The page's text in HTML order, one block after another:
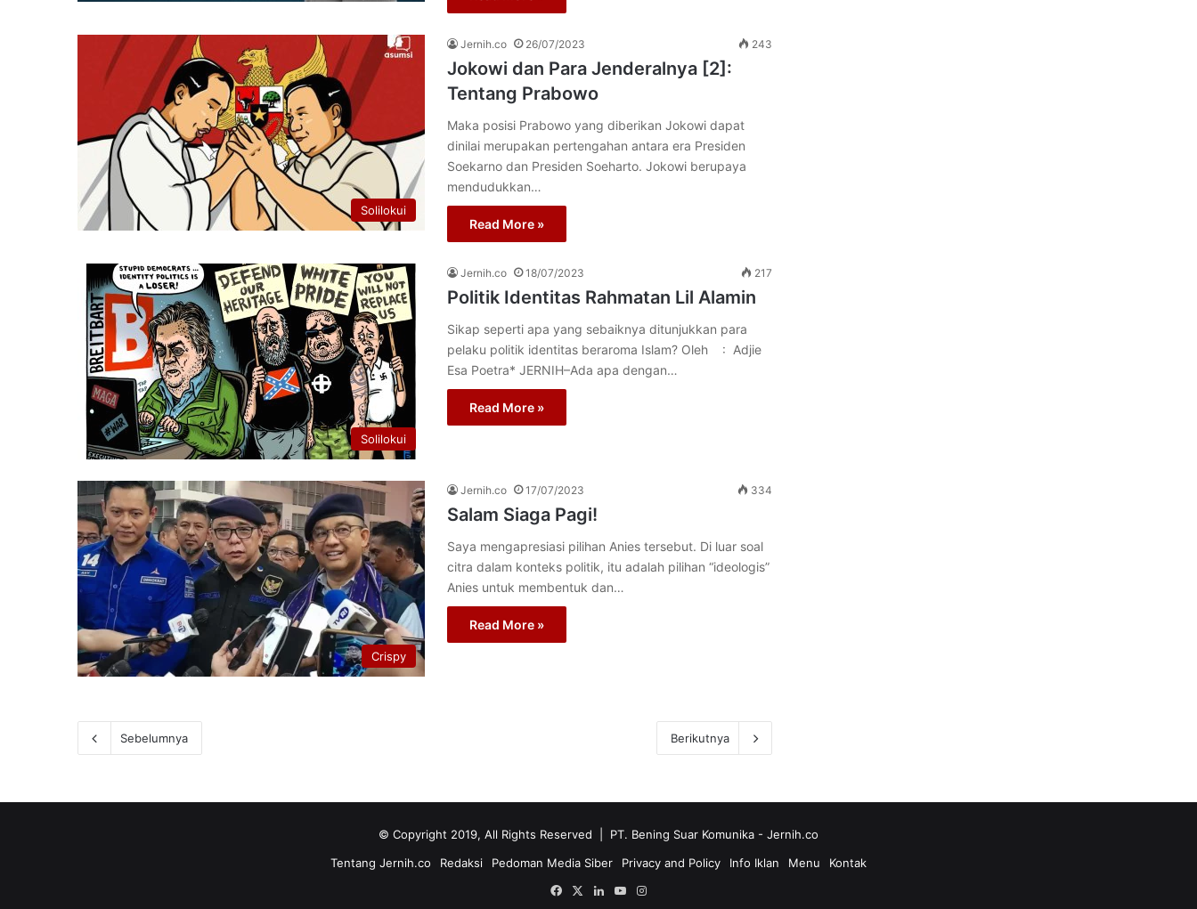
Solilokui
Jernih.co 26/07/2023 243
Jokowi dan Para Jenderalnya [2]:
Tentang Prabowo
Maka posisi Prabowo yang diberikan Jokowi dapat
dinilai merupakan pertengahan antara era Presiden
Soekarno dan Presiden Soeharto. Jokowi berupaya
mendudukkan…
Read More »
Solilokui
Jernih.co 18/07/2023 217
Politik Identitas Rahmatan Lil Alamin
Sikap seperti apa yang sebaiknya ditunjukkan para
pelaku politik identitas beraroma Islam? Oleh : Adjie
Esa Poetra* JERNIH–Ada apa dengan…
Read More »
Crispy
Jernih.co 17/07/2023 334
Salam Siaga Pagi!
Saya mengapresiasi pilihan Anies tersebut. Di luar soal
citra dalam konteks politik, itu adalah pilihan “ideologis”
Anies untuk membentuk dan…
Read More »
Sebelumnya Berikutnya
© Copyright 2019, All Rights Reserved | PT. Bening Suar Komunika - Jernih.co
Tentang Jernih.co
Redaksi Pedoman Media Siber Privacy and Policy Info Iklan Menu
Kontak
Facebook
X LinkedInYouTubeInstagram